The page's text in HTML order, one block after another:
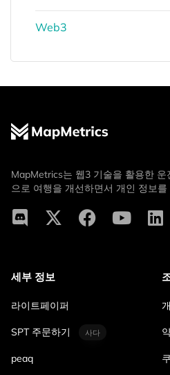
Web3
MapMetrics는 웹3 기술을 활용한
으로 여행을 개선하면서 개인 정보
세부 정보
라이트페이퍼
SPT 주문하기 사다
peaq